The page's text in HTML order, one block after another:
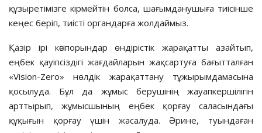
құзыретімізге кірмейтін болса, шағымданушыға тиісінше
кеңес беріп, тиісті органдарға жолдаймыз.
Қазір ірі кәсіпорындар өндірістік жарақатты азайтып,
еңбек қауіпсіздігі жағдайларын жақсартуға бағытталған
«Vision-Zero» нөлдік жарақаттану тұжырымдамасына
қосылуда. Бұл да жұмыс берушінің жауапкершілігін
арттырып, жұмысшының еңбек қорғау саласындағы
құқығын қорғау үшін жасалуда. Әрине, туындаған